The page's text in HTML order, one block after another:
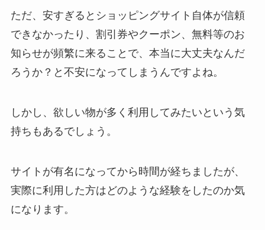
ただ、安すぎるとショッピングサイト自体が信頼
できなかったり、 割引券やクーポン、無料等のお
知らせが頻繁に来ることで、 本当に大丈夫なんだ
ろうか？と不安になってしまうんですよね。
しかし、欲しい物が多く利用してみたいという気
持ちもあるでしょう。
サイトが有名になってから時間が経ちましたが、
実際に利用した方はどのような経験をしたのか気
になります。